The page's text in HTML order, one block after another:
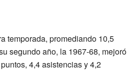
temporada, promediando 10,5
segundo año, la 1967-68, mejoró
4,4 asistencias y 4,2